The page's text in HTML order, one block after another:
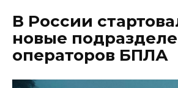
В России
новые
операторов БПЛА